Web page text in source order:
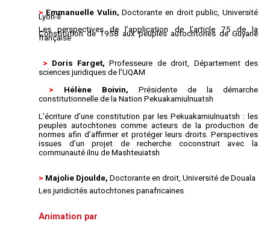
> Emmanuelle Vulin, Doctorante en droit public, Université
Lyon-II
Les perspectives de l’application de l’article 75 de la
Constitution de 1958 aux peuples autochtones de Guyane
française
> Doris Farget, Professeure de droit, Département des
sciences juridiques de l’UQAM
> Hélène Boivin, Présidente de la démarche
constitutionnelle de la Nation Pekuakamiulnuatsh
L’écriture d’une constitution par les Pekuakamiulnuatsh : les
peuples autochtones comme acteurs de la production de
normes afin d’affirmer et protéger leurs droits. Perspectives
issues d’un projet de recherche coconstruit avec la
communauté ilnu de Mashteuiatsh
> Majolie Djoulde, Doctorante en droit, Université de Douala
Les juridicités autochtones panafricaines
Animation par